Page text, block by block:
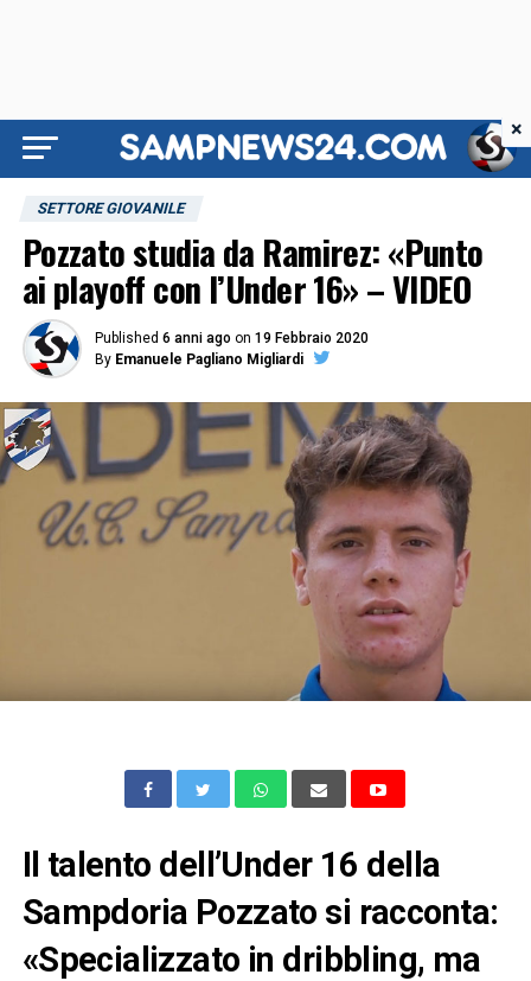
SETTORE GIOVANILE
Pozzato studia da Ramirez: «Punto
ai playoff con l’Under 16» – VIDEO
Published 6 anni ago on 19 Febbraio 2020
By Emanuele Pagliano Migliardi
Il talento dell’Under 16 della
Sampdoria Pozzato si racconta:
«Specializzato in dribbling, ma
×